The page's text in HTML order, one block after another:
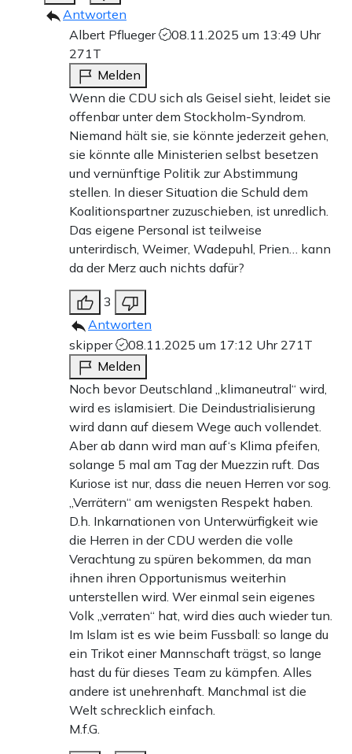
Antworten
Albert Pflueger
08.11.2025 um 13:49 Uhr
271T
Melden
Wenn die CDU sich als Geisel sieht, leidet sie
offenbar unter dem Stockholm-Syndrom.
Niemand hält sie, sie könnte jederzeit gehen,
sie könnte alle Ministerien selbst besetzen
und vernünftige Politik zur Abstimmung
stellen. In dieser Situation die Schuld dem
Koalitionspartner zuzuschieben, ist unredlich.
Das eigene Personal ist teilweise
unterirdisch, Weimer, Wadepuhl, Prien… kann
da der Merz auch nichts dafür?
3
Antworten
skipper
08.11.2025 um 17:12 Uhr 271T
Melden
Noch bevor Deutschland „klimaneutral“ wird,
wird es islamisiert. Die Deindustrialisierung
wird dann auf diesem Wege auch vollendet.
Aber ab dann wird man auf‘s Klima pfeifen,
solange 5 mal am Tag der Muezzin ruft. Das
Kuriose ist nur, dass die neuen Herren vor sog.
„Verrätern“ am wenigsten Respekt haben.
D.h. Inkarnationen von Unterwürfigkeit wie
die Herren in der CDU werden die volle
Verachtung zu spüren bekommen, da man
ihnen ihren Opportunismus weiterhin
unterstellen wird. Wer einmal sein eigenes
Volk „verraten“ hat, wird dies auch wieder tun.
Im Islam ist es wie beim Fussball: so lange du
ein Trikot einer Mannschaft trägst, so lange
hast du für dieses Team zu kämpfen. Alles
andere ist unehrenhaft. Manchmal ist die
Welt schrecklich einfach.
M.f.G.